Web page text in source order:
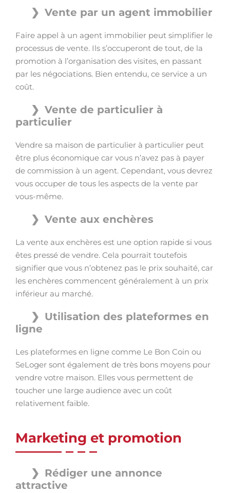
Vente par un agent immobilier
Faire appel à un agent immobilier peut simplifier le
processus de vente. Ils s’occuperont de tout, de la
promotion à l’organisation des visites, en passant
par les négociations. Bien entendu, ce service a un
coût.
Vente de particulier à
particulier
Vendre sa maison de particulier à particulier peut
être plus économique car vous n’avez pas à payer
de commission à un agent. Cependant, vous devrez
vous occuper de tous les aspects de la vente par
vous-même.
Vente aux enchères
La vente aux enchères est une option rapide si vous
êtes pressé de vendre. Cela pourrait toutefois
signifier que vous n’obtenez pas le prix souhaité, car
les enchères commencent généralement à un prix
inférieur au marché.
Utilisation des plateformes en
ligne
Les plateformes en ligne comme Le Bon Coin ou
SeLoger sont également de très bons moyens pour
vendre votre maison. Elles vous permettent de
toucher une large audience avec un coût
relativement faible.
Marketing et promotion
Rédiger une annonce
attractive